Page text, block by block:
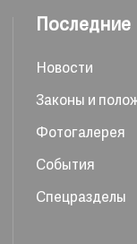
Последние
Новости
Законы и
Фотогалерея
События
Спецразделы